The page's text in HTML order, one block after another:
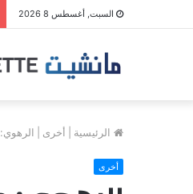
السبت, أغسطس 8 2026
الرئيسية أخرى
أخرى